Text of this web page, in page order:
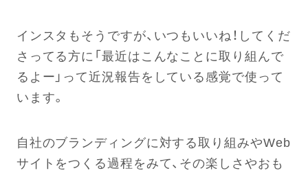
インスタもそうですが、いつもいいね！してくだ
さってる方に「最近はこんなことに取り組んで
るよー」って近況報告をしている感覚で使って
います。
自社のブランディングに対する取り組みやWeb
サイトをつくる過程をみて、その楽しさやおも